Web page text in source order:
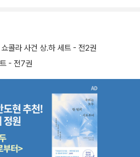
콜라 사건 상.하 세트 - 전2권
- 전7권